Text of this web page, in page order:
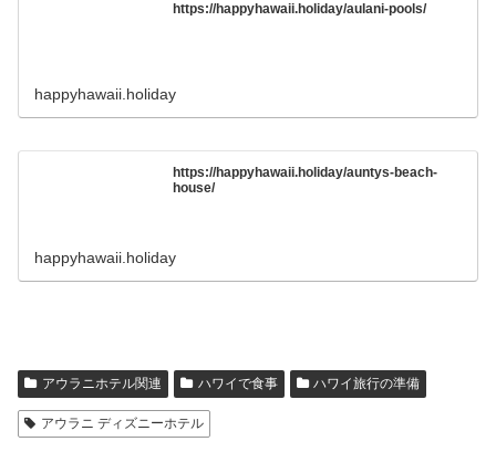
https://happyhawaii.holiday/aulani-pools/
happyhawaii.holiday
https://happyhawaii.holiday/auntys-beach-
house/
happyhawaii.holiday
アウラニホテル関連 ハワイで食事 ハワイ旅行の準備
アウラニ ディズニーホテル